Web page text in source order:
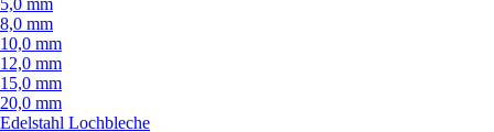
5,0 mm
8,0 mm
10,0 mm
12,0 mm
15,0 mm
20,0 mm
Edelstahl Lochbleche